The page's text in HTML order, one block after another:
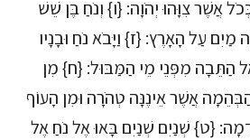
אֲשֶׁר צִוָּהוּ יְהֹוָה: {ו} וְנֹחַ בֶּן שֵׁשׁ
עַל הָאָרֶץ: {ז} וַיָּבֹא נֹחַ וּבָנָיו
הַתֵּבָה מִפְּנֵי מֵי הַמַּבּוּל: {ח} מִן
אֲשֶׁר אֵינֶנָּה טְהֹרָה וּמִן הָעוֹף
{ט} שְׁנַיִם שְׁנַיִם בָּאוּ אֶל נֹחַ אֶל